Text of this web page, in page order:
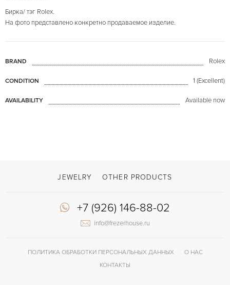
Бирка/ тэг Rolex.
На фото представлено конкретно продаваемое изделие.
BRAND Rolex
CONDITION 1 (Excellent)
AVAILABILITY Available now
JEWELRY OTHER PRODUCTS
+7 (926) 146-88-02
info@frezerhouse.ru
ПОЛИТИКА ОБРАБОТКИ ПЕРСОНАЛЬНЫХ ДАННЫХ
О НАС
КОНТАКТЫ